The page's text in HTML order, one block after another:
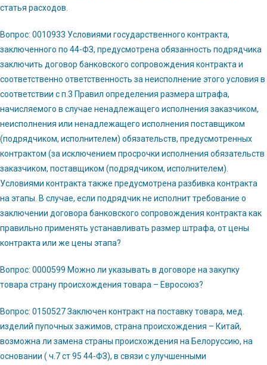
статья расходов.
Вопрос: 0010933 Условиями государственного контракта,
заключенного по 44-ФЗ, предусмотрена обязанность подрядчика
заключить договор банковского сопровождения контракта и
соответственно ответственность за неисполнение этого условия в
соответствии с п.3 Правил определения размера штрафа,
начисляемого в случае ненадлежащего исполнения заказчиком,
неисполнения или ненадлежащего исполнения поставщиком
(подрядчиком, исполнителем) обязательств, предусмотренных
контрактом (за исключением просрочки исполнения обязательств
заказчиком, поставщиком (подрядчиком, исполнителем).
Условиями контракта также предусмотрена разбивка контракта
на этапы. В случае, если подрядчик не исполнит требование о
заключении договора банковского сопровождения контракта как
правильно применять устанавливать размер штрафа, от цены
контракта или же цены этапа?
Вопрос: 0000599 Можно ли указывать в договоре на закупку
товара страну происхождения товара – Евросоюз?
Вопрос: 0150527 Заключен контракт на поставку товара, мед.
изделий пупочных зажимов, страна происхождения – Китай,
возможна ли замена страны происхождения на Белоруссию, на
основании ( ч.7 ст 95 44-ФЗ), в связи с улучшенными